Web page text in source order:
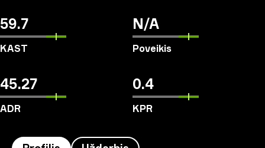
59.7
KAST
N/A
Poveikis
45.27
ADR
0.4
KPR